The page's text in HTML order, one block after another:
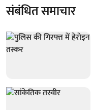
संबंधित समाचार